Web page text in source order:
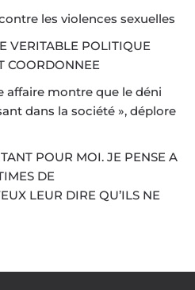
les violences sexuelles
VERITABLE POLITIQUE
COORDONNEE
affaire montre que le déni
dans la société », déplore
POUR MOI. JE PENSE A
DE
LEUR DIRE QU’ILS NE